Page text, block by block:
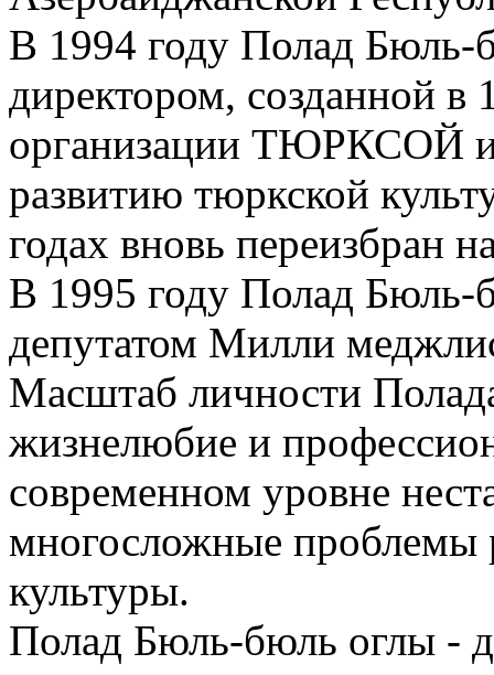
В 1994 году Полад Бюль-
директором, созданной
организации ТЮРКСОЙ
развитию тюркской
годах вновь переизбран
В 1995 году Полад Бюль-
депутатом Милли
Масштаб личности
жизнелюбие и
современном уровне
многосложные проблемы
культуры.
Полад Бюль-бюль оглы -